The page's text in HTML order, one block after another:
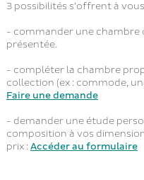
3 possibilités s’offrent à
- commander une chambre
présentée.
- compléter la chambre
collection (ex : commode,
Faire une demande
- demander une étude
composition à vos
prix :Accéder au formulaire